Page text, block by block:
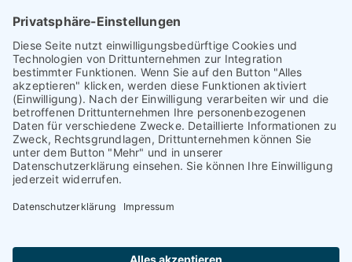
kontakt@tauriba.de
Haftungsauschluss: Alle auf diesen Seiten veröffentlichten
Informationen wurden nach bestem Wissen und
Gewissen erstellt. Alle Kundenmeinungen beruhen auf
echten Kundenaussagen. Niemand wurde in irgendeiner
Form für diese Videos oder schriftlichen Bewertungen
einen höheren Verkaufspreis oder ähnliches garantieren.
sind nur möglich, wenn der Markt, die